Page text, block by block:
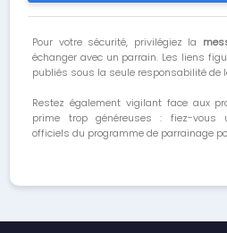
Pour votre sécurité, privilégiez la
échanger avec un parrain. Les liens
publiés sous la seule responsabilité de
Restez également vigilant face aux
prime trop généreuses : fiez-vous
officiels du programme de parrainage